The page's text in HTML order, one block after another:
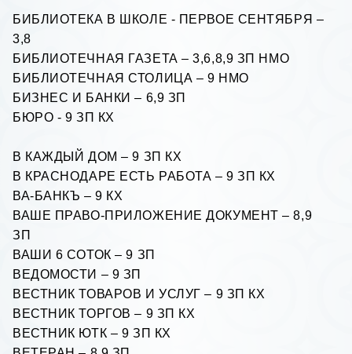
БИБЛИОТЕКА В ШКОЛЕ - ПЕРВОЕ СЕНТЯБРЯ –
3,8
БИБЛИОТЕЧНАЯ ГАЗЕТА – 3,6,8,9 ЗП НМО
БИБЛИОТЕЧНАЯ СТОЛИЦА – 9 НМО
БИЗНЕС И БАНКИ – 6,9 ЗП
БЮРО - 9 ЗП КХ
В КАЖДЫЙ ДОМ – 9 ЗП КХ
В КРАСНОДАРЕ ЕСТЬ РАБОТА – 9 ЗП КХ
ВА-БАНКЪ – 9 КХ
ВАШЕ ПРАВО-ПРИЛОЖЕНИЕ ДОКУМЕНТ – 8,9
ЗП
ВАШИ 6 СОТОК – 9 ЗП
ВЕДОМОСТИ – 9 ЗП
ВЕСТНИК ТОВАРОВ И УСЛУГ – 9 ЗП КХ
ВЕСТНИК ТОРГОВ – 9 ЗП КХ
ВЕСТНИК ЮТК – 9 ЗП КХ